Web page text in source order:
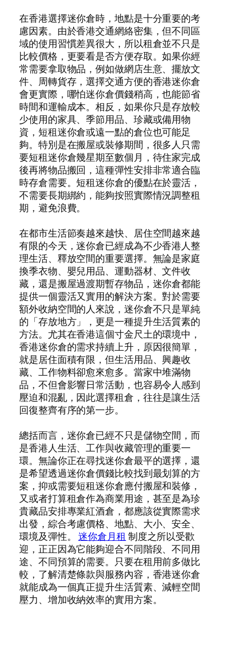
在香港選擇迷你倉時，地點是十分重要的考
慮因素。由於香港交通網絡密集，但不同區
域的使用習慣差異很大，所以租倉並不只是
比較價格，更要看是否方便存取。如果你經
常需要拿取物品，例如做網店生意、擺放文
件、周轉貨存，選擇交通方便的香港迷你倉
會更實際，哪怕迷你倉價錢稍高，也能節省
時間和運輸成本。相反，如果你只是存放較
少使用的家具、季節用品、珍藏或備用物
資，短租迷你倉或遠一點的倉位也可能足
夠。特別是在搬屋或裝修期間，很多人只需
要短租迷你倉幾星期至數個月，待住家完成
後再將物品搬回，這種彈性安排非常適合臨
時存倉需要。短租迷你倉的優點在於靈活，
不需要長期綁約，能夠按照實際情況調整租
期，避免浪費。
在都市生活節奏越來越快、居住空間越來越
有限的今天，迷你倉已經成為不少香港人整
理生活、釋放空間的重要選擇。無論是家庭
換季衣物、嬰兒用品、運動器材、文件收
藏，還是搬屋過渡期暫存物品，迷你倉都能
提供一個靈活又實用的解決方案。對於需要
額外收納空間的人來說，迷你倉不只是單純
的「存放地方」，更是一種提升生活質素的
方法。尤其在香港這個寸金尺土的環境中，
香港迷你倉的需求持續上升，原因很簡單，
就是居住面積有限，但生活用品、興趣收
藏、工作物料卻愈來愈多。當家中堆滿物
品，不但會影響日常活動，也容易令人感到
壓迫和混亂，因此選擇租倉，往往是讓生活
回復整齊有序的第一步。
總括而言，迷你倉已經不只是儲物空間，而
是香港人生活、工作與收藏管理的重要一
環。無論你正在尋找迷你倉最平的選擇，還
是希望透過迷你倉價錢比較找到最划算的方
案，抑或需要短租迷你倉應付搬屋和裝修，
又或者打算租倉作為商業用途，甚至是為珍
貴藏品安排專業紅酒倉，都應該從實際需求
出發，綜合考慮價格、地點、大小、安全、
環境及彈性。迷你倉月租 制度之所以受歡
迎，正正因為它能夠迎合不同階段、不同用
途、不同預算的需要。只要在租用前多做比
較，了解清楚條款與服務內容，香港迷你倉
就能成為一個真正提升生活質素、減輕空間
壓力、增加收納效率的實用方案。